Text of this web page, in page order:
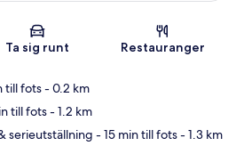
Karta
Ta sig runt Restauranger
till fots- 0.2 km
till fots- 1.2 km
serieutställning - 15 min till fots- 1.3 km